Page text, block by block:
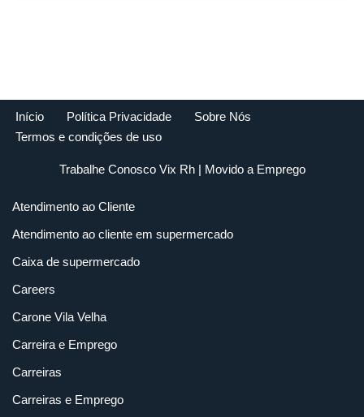
Início Política Privacidade
Sobre Nós
Termos e condições de uso
Trabalhe Conosco Vix Rh| Movido a Emprego
Atendimento ao Cliente
Atendimento ao cliente em supermercado
Caixa de supermercado
Careers
Carone Vila Velha
Carreira e Emprego
Carreiras
Carreiras e Emprego